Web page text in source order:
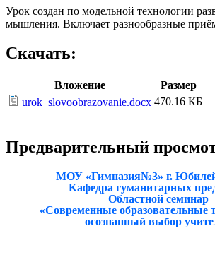
Урок создан по модельной технологии
мышления. Включает разнообразные
Скачать:
Вложение
Размер
urok_slovoobrazovanie.docx 470.16 КБ
Предварительный
МОУ «Гимназия№3» г.
Кафедра гуманитарных
Областной семинар
«Современные образовательные
осознанный выбор